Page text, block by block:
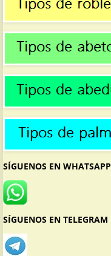
SÍGUENOS EN WHATSAPP
SÍGUENOS EN TELEGRAM